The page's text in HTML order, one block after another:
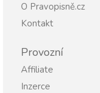
O Pravopisně.cz
Kontakt
Provozní
Affiliate
Inzerce